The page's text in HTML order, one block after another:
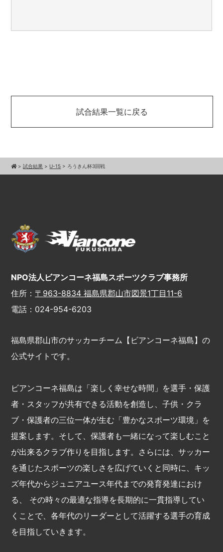
試合結果一覧に戻る
>試合結果 > U-15 > ろうきん杯3回戦
NPO法人ビアンコーネ福島スポーツクラブ事務所
住所： 〒963-8834 福島県郡山市図景1丁目11-6
電話：024-954-6203
福島県郡山市のサッカーチーム【ビアンコーネ福島】の
公式サイトです。
ビアンコーネ福島は「楽しく幸せな時間」を選手・保護
者・スタッフが共有できる活動を創造し、子供・クラ
ブ・保護者の三位一体が生む「豊かなスポーツ環境」を
提案します。そして、保護者も一緒になって楽しむこと
が出来るクラブ作りを目指します。さらには、サッカー
を通じたスポーツの楽しさを広げていくと同時に、キッ
ズ年代からジュニアユース年代までの発育発達におけ
る、 その時々の最適な指導を長期的に一貫指導してい
くことで、各年代のリーダーとして活躍する選手の育成
を目指していきます。